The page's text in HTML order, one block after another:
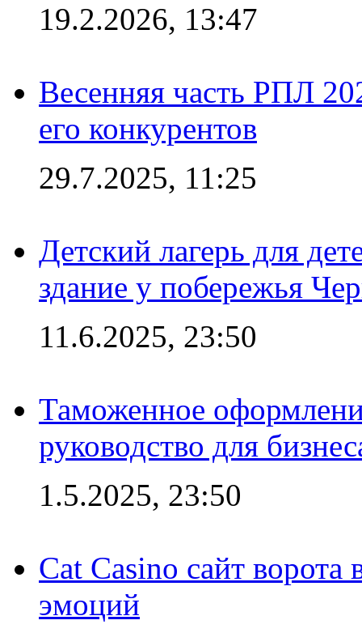
19.2.2026, 13:47
Весенняя часть РПЛ
его конкурентов
29.7.2025, 11:25
Детский лагерь для
здание у побережья
11.6.2025, 23:50
Таможенное
руководство для
1.5.2025, 23:50
Cat Casino сайт
эмоций